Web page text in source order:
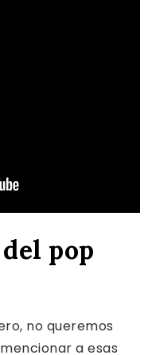
pop
no queremos
a esas